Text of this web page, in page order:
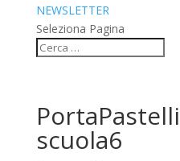
NEWSLETTER
Seleziona Pagina
scuola6